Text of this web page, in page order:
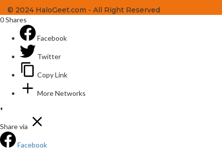
© 2024 HaloGeet.com - All Right Reserved
0Shares
Facebook
Twitter
Copy Link
More Networks
Share via
Facebook